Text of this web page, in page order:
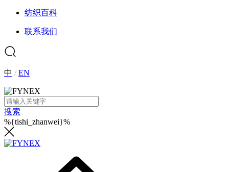
纺织百科
联系我们
中 /EN
搜索
%{tishi_zhanwei}%